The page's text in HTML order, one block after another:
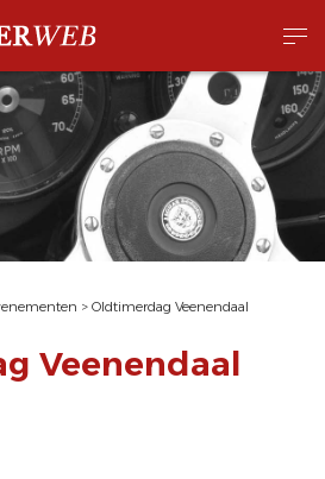
> Oldtimerdag Veenendaal
Veenendaal